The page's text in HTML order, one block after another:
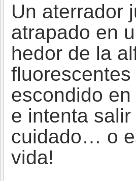
Un aterrador
atrapado en
hedor de la
escondido
e intenta
cuidado… o
vida!